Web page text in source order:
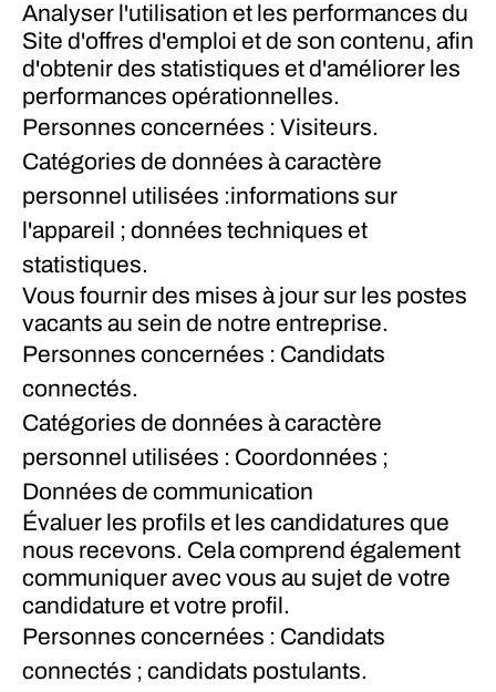
Analyser l'utilisation et les performances du
Site d'offres d'emploi et de son contenu, afin
d'obtenir des statistiques et d'améliorer les
performances opérationnelles.
Personnes concernées : Visiteurs.
Catégories de données à caractère
personnel utilisées :informations sur
l'appareil ; données techniques et
statistiques.
Vous fournir des mises à jour sur les postes
vacants au sein de notre entreprise.
Personnes concernées : Candidats
connectés.
Catégories de données à caractère
personnel utilisées : Coordonnées ;
Données de communication
Évaluer les profils et les candidatures que
nous recevons. Cela comprend également
communiquer avec vous au sujet de votre
candidature et votre profil.
Personnes concernées : Candidats
connectés ; candidats postulants.